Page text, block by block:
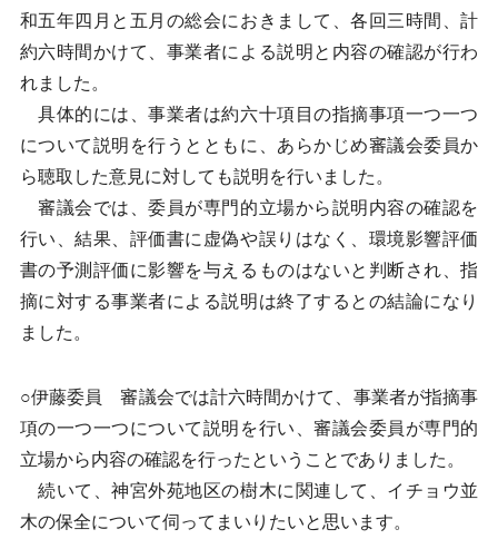
和五年四月と五月の総会におきまして、各回三時間、計
約六時間かけて、事業者による説明と内容の確認が行わ
れました。
具体的には、事業者は約六十項目の指摘事項一つ一つ
について説明を行うとともに、あらかじめ審議会委員か
ら聴取した意見に対しても説明を行いました。
審議会では、委員が専門的立場から説明内容の確認を
行い、結果、評価書に虚偽や誤りはなく、環境影響評価
書の予測評価に影響を与えるものはないと判断され、指
摘に対する事業者による説明は終了するとの結論になり
ました。
○伊藤委員 審議会では計六時間かけて、事業者が指摘事
項の一つ一つについて説明を行い、審議会委員が専門的
立場から内容の確認を行ったということでありました。
続いて、神宮外苑地区の樹木に関連して、イチョウ並
木の保全について伺ってまいりたいと思います。